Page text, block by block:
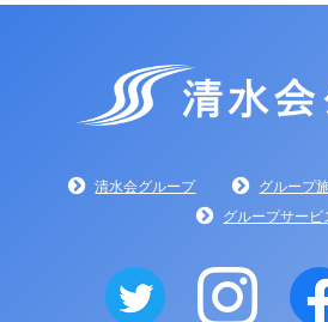
清水会グループ グループ
グループサービ